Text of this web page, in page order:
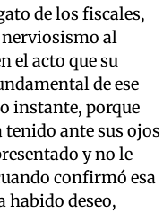
de los fiscales,
al
el acto que su
de ese
instante, porque
tenido ante sus ojos
y no le
confirmó esa
habido deseo,